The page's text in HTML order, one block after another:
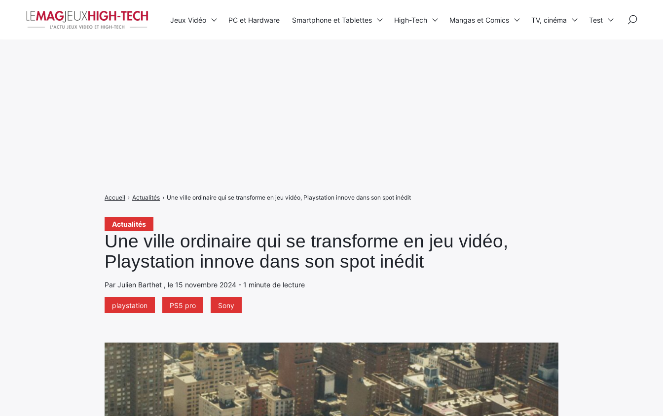
Actualités
Une ville ordinaire qui se transforme en jeu vidéo,
Playstation innove dans son spot inédit
Par Julien Barthet , le 15 novembre 2024 - 1 minute de lecture
playstation PS5 pro Sony
Accueil › Actualités › Une ville ordinaire qui se transforme en jeu vidéo, Playstation innove dans son spot inédit
Jeux Vidéo PC et Hardware Smartphone et Tablettes High-Tech Mangas et Comics TV, cinéma Test